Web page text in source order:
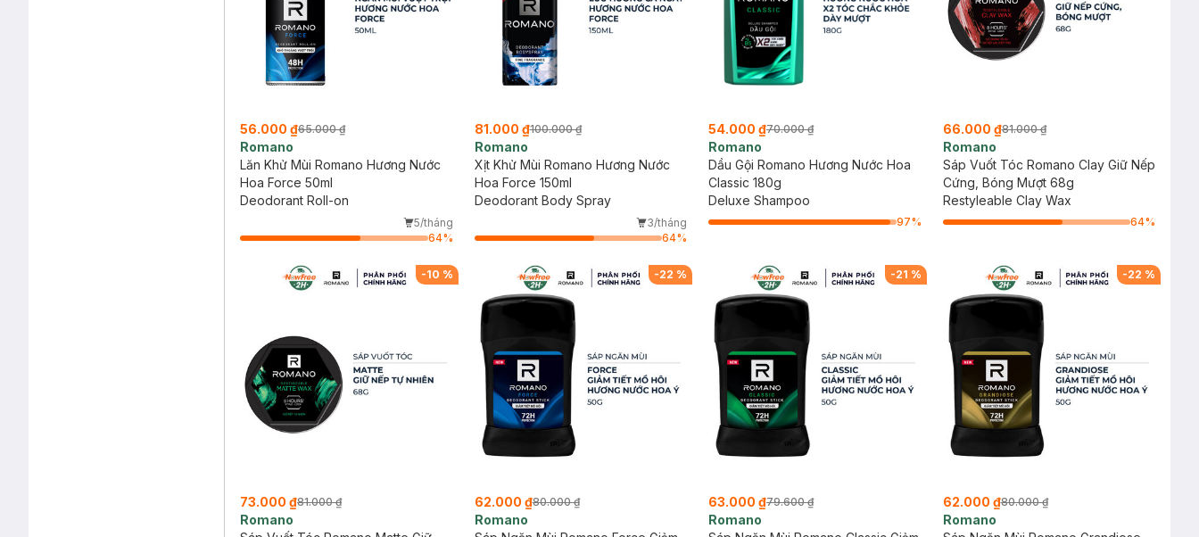
56.000 ₫65.000 ₫
Romano
Lăn Khử Mùi Romano Hương Nước
Hoa Force 50ml
Deodorant Roll-on
5/tháng
64%
81.000 ₫100.000 ₫
Romano
Xịt Khử Mùi Romano Hương Nước
Hoa Force 150ml
Deodorant Body Spray
3/tháng
64%
54.000 ₫70.000 ₫
Romano
Dầu Gội Romano Hương Nước Hoa
Classic 180g
Deluxe Shampoo
97%
66.000 ₫81.000 ₫
Romano
Sáp Vuốt Tóc Romano Clay Giữ Nếp
Cứng, Bóng Mượt 68g
Restyleable Clay Wax
64%
-10 %
73.000 ₫81.000 ₫
Romano
-22 %
62.000 ₫80.000 ₫
Romano
-21 %
63.000 ₫79.600 ₫
Romano
-22 %
62.000 ₫80.000 ₫
Romano